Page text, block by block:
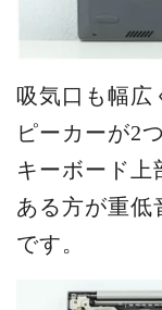
吸気口も幅広
ピーカーが2
キーボード上
ある方が重低
です。